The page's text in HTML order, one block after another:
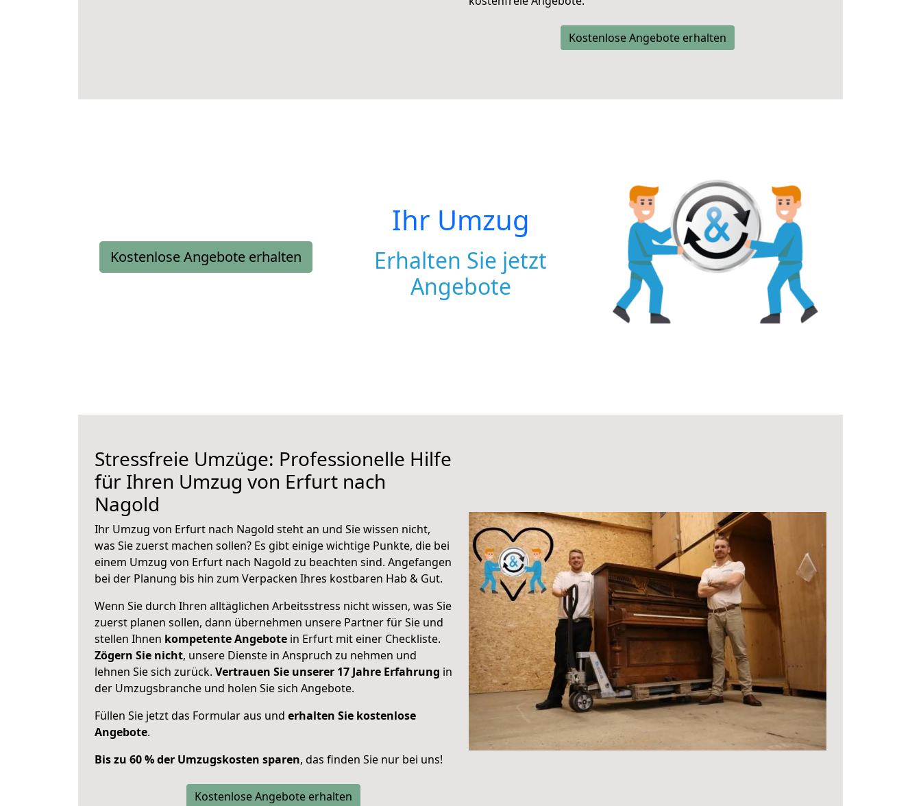
Kostenlose Angebote erhalten
Kostenlose Angebote erhalten
Ihr Umzug
Erhalten Sie jetzt
Angebote
Stressfreie Umzüge: Professionelle Hilfe
für Ihren Umzug von Erfurt nach
Nagold
Ihr Umzug von Erfurt nach Nagold steht an und Sie wissen nicht,
was Sie zuerst machen sollen? Es gibt einige wichtige Punkte, die bei
einem Umzug von Erfurt nach Nagold zu beachten sind. Angefangen
bei der Planung bis hin zum Verpacken Ihres kostbaren Hab & Gut.
Wenn Sie durch Ihren alltäglichen Arbeitsstress nicht wissen, was Sie
zuerst planen sollen, dann übernehmen unsere Partner für Sie und
stellen Ihnen kompetente Angebote in Erfurt mit einer Checkliste.
Zögern Sie nicht, unsere Dienste in Anspruch zu nehmen und
lehnen Sie sich zurück. Vertrauen Sie unserer 17 Jahre Erfahrung in
der Umzugsbranche und holen Sie sich Angebote.
Füllen Sie jetzt das Formular aus und erhalten Sie kostenlose
Angebote.
Bis zu 60 % der Umzugskosten sparen, das finden Sie nur bei uns!
Kostenlose Angebote erhalten